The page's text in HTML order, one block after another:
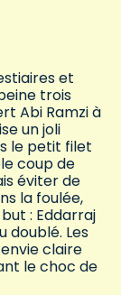
et
trois
Abi Ramzi à
un joli
le petit filet
coup de
éviter de
la foulée,
: Eddarraj
doublé. Les
claire
le choc de